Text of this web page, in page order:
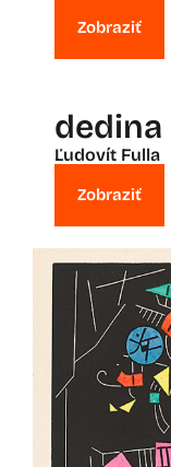
Zobraziť
dedina
Ľudovít Fulla
Zobraziť